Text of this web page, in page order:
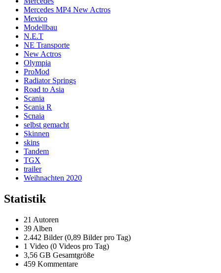
Mercedes MP4 New Actros
Mexico
Modellbau
N.E.T
NE Transporte
New Actros
Olympia
ProMod
Radiator Springs
Road to Asia
Scania
Scania R
Scnaia
selbst gemacht
Skinnen
skins
Tandem
TGX
trailer
Weihnachten 2020
Statistik
21 Autoren
39 Alben
2.442 Bilder (0,89 Bilder pro Tag)
1 Video (0 Videos pro Tag)
3,56 GB Gesamtgröße
459 Kommentare